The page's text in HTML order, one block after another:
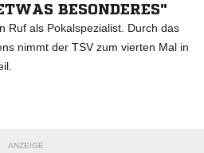
BESONDERES"
Ruf als Pokalspezialist. Durch das
nimmt der TSV zum vierten Mal in
ANZEIGE